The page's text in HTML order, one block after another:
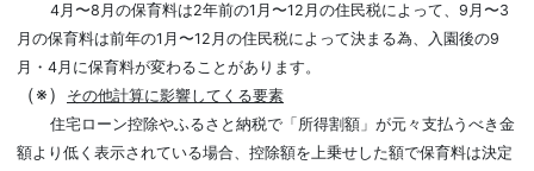
4月〜8月の保育料は2年前の1月〜12月の住民税によって、9月〜3
月の保育料は前年の1月〜12月の住民税によって決まる為、入園後の9
月・4月に保育料が変わることがあります。
（※）
その他計算に影響してくる要素
住宅ローン控除やふるさと納税で「所得割額」が元々支払うべき金
額より低く表示されている場合、控除額を上乗せした額で保育料は決定